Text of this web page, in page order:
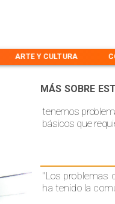
ARTE Y CULTURA
tenemos
básicos que
"Los problemas
ha tenido la
MÁS SOBRE